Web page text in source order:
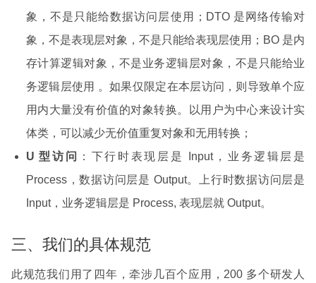
象，不是只能给数据访问层使用；DTO 是网络传输对
象，不是表现层对象，不是只能给表现层使用；BO 是内
存计算逻辑对象，不是业务逻辑层对象，不是只能给业
务逻辑层使用 。如果仅限定在本层访问，则导致单个应
用内大量没有价值的对象转换。以用户为中心来设计实
体类，可以减少无价值重复对象和无用转换；
U 型访问
：下行时表现层是 Input，业务逻辑层是
Process，数据访问层是 Output。上行时数据访问层是
Input，业务逻辑层是 Process, 表现层就 Output。
三、我们的具体规范
此规范我们用了四年，牵涉几百个应用，200 多个研发人